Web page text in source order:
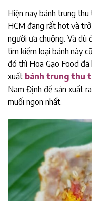
Hiện nay bánh trung
HCM đang rất hot và
người ưa chuộng. Và dù
tìm kiếm loại bánh này
đó thì Hoa Gạo Food đã
xuất bánh trung thu
Nam Định để sản xuất
muối ngon nhất.